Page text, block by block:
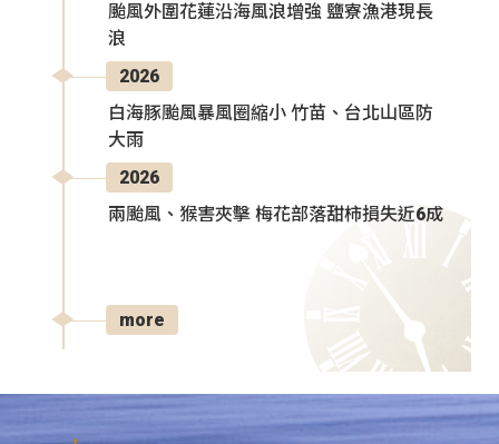
颱風外圍花蓮沿海風浪增強 鹽寮漁港現長
浪
2026
白海豚颱風暴風圈縮小 竹苗、台北山區防
大雨
2026
兩颱風、猴害夾擊 梅花部落甜柿損失近6成
more